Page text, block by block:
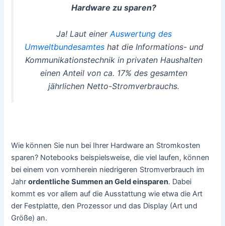
Hardware zu sparen?
Ja! Laut einer Auswertung des
Umweltbundesamteshat die Informations- und
Kommunikationstechnik in privaten Haushalten
einen Anteil von ca. 17% des gesamten
jährlichen Netto-Stromverbrauchs.
Wie können Sie nun bei Ihrer Hardware an Stromkosten
sparen? Notebooks beispielsweise, die viel laufen, können
bei einem von vornherein niedrigeren Stromverbrauch im
Jahrordentliche Summen an Geld einsparen. Dabei
kommt es vor allem auf die Ausstattung wie etwa die Art
der Festplatte, den Prozessor und das Display (Art und
Größe) an.